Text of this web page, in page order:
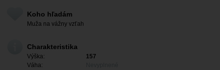
Koho hľadám
Muža na vážny vzťah
Charakteristika
Výška:
157
Váha: